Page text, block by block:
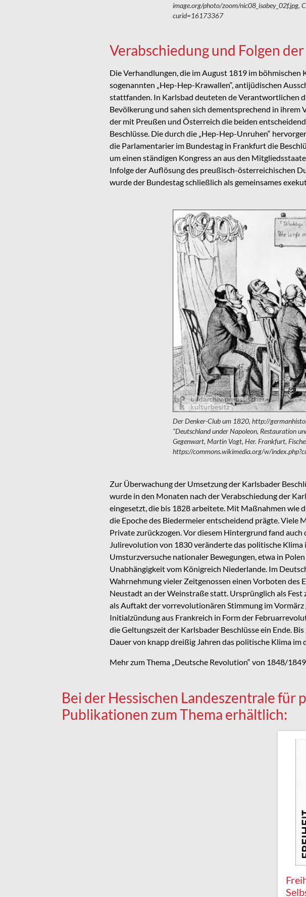
image.org/photo/zoom/nic08_isabey_02f.jpg,
curid=16173367
Verabschiedung und Folgen
Die Verhandlungen, die im August 1819 im
sogenannten „Hep-Hep-Krawallen“, antijüdischen
stattfanden. In Karlsbad deuteten de Verantwortlichen
Bevölkerung und sahen sich dementsprechend in
der mit Preußen und Österreich die beiden
Beschlüsse. Die durch die „Hep-Hep-Unruhen“
die Parlamentarier im Bundestag in Frankfurt die
um einen ständigen Kongress an aus den
Infolge der Auflösung des preußisch-österreichischen
wurde der Bundestag schließlich als gemeinsames
Der Denker-Club um 1820, http://
"Deutschland under Napoleon, Restauration
Gegenwart, Martin Vogt, Her. Frankfurt,
https://commons.wikimedia.org/w/
Zur Überwachung der Umsetzung der Karlsbader
wurde in den Monaten nach der Verabschiedung der
eingesetzt, die bis 1828 arbeitete. Mit Maßnahmen wie
die Epoche des Biedermeier entscheidend prägte. Viele
Private zurückzogen. Vor diesem Hintergrund fand
Julirevolution von 1830 veränderte das politische
Umsturzversuche nationaler Bewegungen, etwa in
Unabhängigkeit vom Königreich Niederlande. Im
Wahrnehmung vieler Zeitgenossen einen Vorboten des
Neustadt an der Weinstraße statt. Ursprünglich als Fest
als Auftakt der vorrevolutionären Stimmung im
Initialzündung aus Frankreich in Form der
die Geltungszeit der Karlsbader Beschlüsse ein Ende.
Dauer von knapp dreißig Jahren das politische Klima
Mehr zum Thema „Deutsche Revolution“ von 1848/
Bei der Hessischen Landeszentrale
Publikationen zum Thema erhältlich: